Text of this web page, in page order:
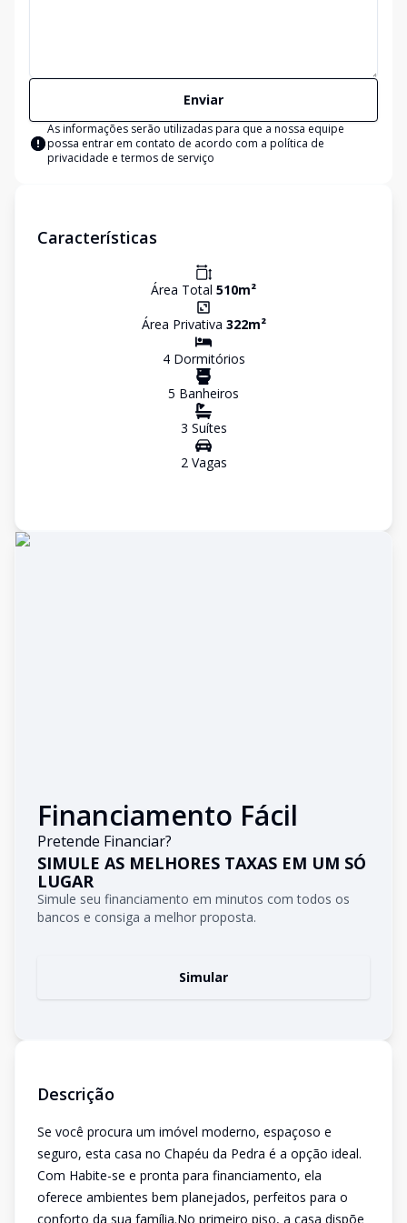
Enviar
As informações serão utilizadas para que a nossa equipe
possa entrar em contato de acordo com a política de
privacidade e termos de serviço
Características
Área Total 510m²
Área Privativa 322m²
4Dormitórios
5 Banheiros
3 Suítes
2Vagas
Financiamento Fácil
Pretende Financiar?
SIMULE AS MELHORES TAXAS EM UM SÓ
LUGAR
Simule seu financiamento em minutos com todos os
bancos e consiga a melhor proposta.
Simular
Descrição
Se você procura um imóvel moderno, espaçoso e
seguro, esta casa no Chapéu da Pedra é a opção ideal.
Com Habite-se e pronta para financiamento, ela
oferece ambientes bem planejados, perfeitos para o
conforto da sua família.No primeiro piso, a casa dispõe